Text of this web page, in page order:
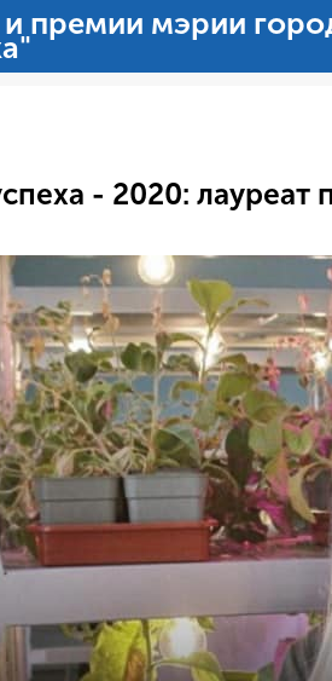
премии мэрии
- 2020: лауреат